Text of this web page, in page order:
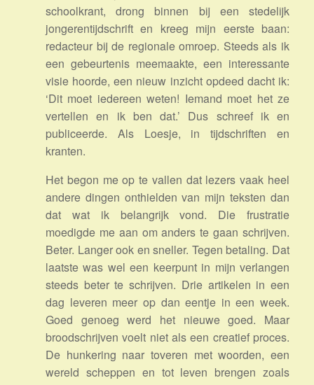
schoolkrant, drong binnen bij een stedelijk
jongerentijdschrift en kreeg mijn eerste baan:
redacteur bij de regionale omroep. Steeds als ik
een gebeurtenis meemaakte, een interessante
visie hoorde, een nieuw inzicht opdeed dacht ik:
‘Dit moet iedereen weten! Iemand moet het ze
vertellen en ik ben dat.’ Dus schreef ik en
publiceerde. Als Loesje, in tijdschriften en
kranten.
Het begon me op te vallen dat lezers vaak heel
andere dingen onthielden van mijn teksten dan
dat wat ik belangrijk vond. Die frustratie
moedigde me aan om anders te gaan schrijven.
Beter. Langer ook en sneller. Tegen betaling. Dat
laatste was wel een keerpunt in mijn verlangen
steeds beter te schrijven. Drie artikelen in een
dag leveren meer op dan eentje in een week.
Goed genoeg werd het nieuwe goed. Maar
broodschrijven voelt niet als een creatief proces.
De hunkering naar toveren met woorden, een
wereld scheppen en tot leven brengen zoals